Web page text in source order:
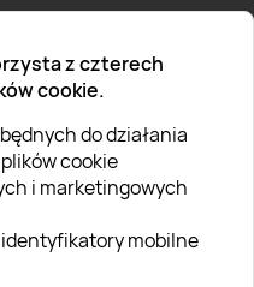
z czterech
cookie.
do działania
cookie
i marketingowych
identyfikatory mobilne